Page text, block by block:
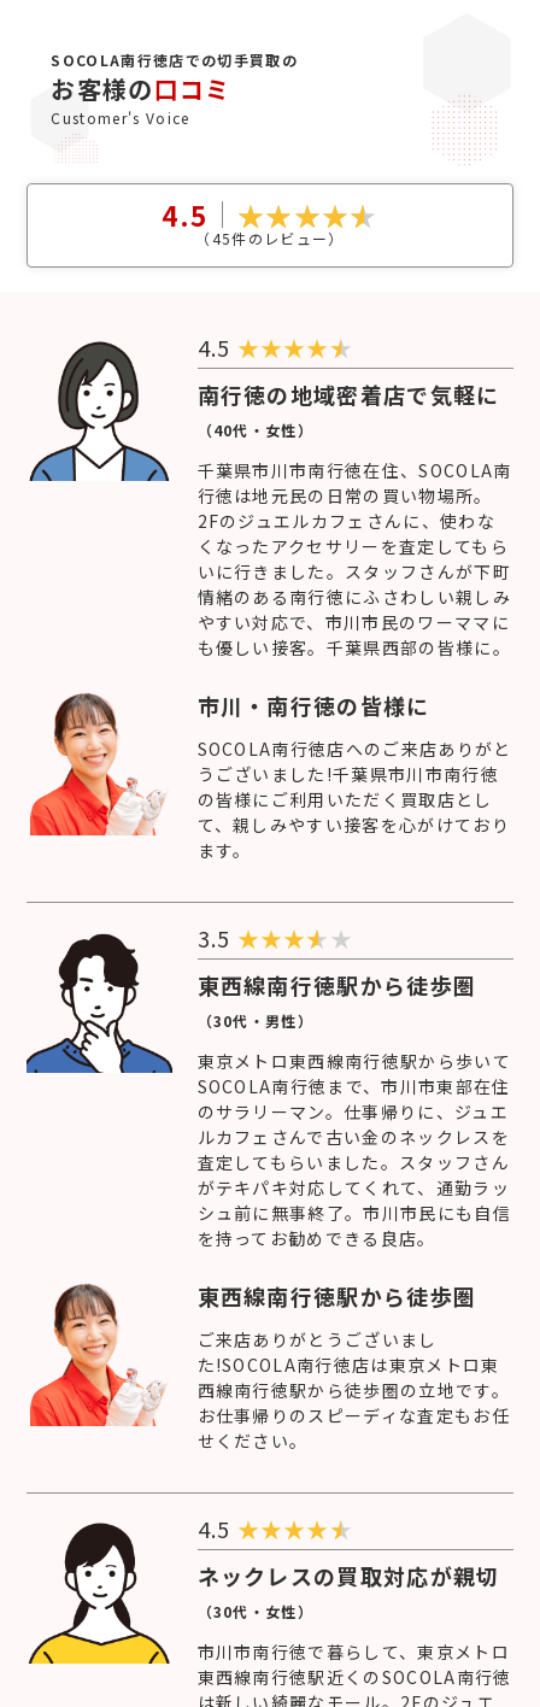
SOCOLA南行徳店での切手買取の
お客様の口コミ
Customer's Voice
4.5
（45件のレビュー）
4.5 ★★★★
南行徳の地域密着店で気軽に
（40代・女性）
千葉県市川市南行徳在住、SOCOLA南
行徳は地元民の日常の買い物場所。
2Fのジュエルカフェさんに、使わな
くなったアクセサリーを査定してもら
いに行きました。スタッフさんが下町
情緒のある南行徳にふさわしい親しみ
やすい対応で、市川市民のワーママに
も優しい接客。千葉県西部の皆様に。
市川・南行徳の皆様に
SOCOLA南行徳店へのご来店ありがと
うございました!千葉県市川市南行徳
の皆様にご利用いただく買取店とし
て、親しみやすい接客を心がけており
ます。
3.5 ★★★
★
東西線南行徳駅から徒歩圏
（30代・男性）
東京メトロ東西線南行徳駅から歩いて
SOCOLA南行徳まで、市川市東部在住
のサラリーマン。仕事帰りに、ジュエ
ルカフェさんで古い金のネックレスを
査定してもらいました。スタッフさん
がテキパキ対応してくれて、通勤ラッ
シュ前に無事終了。市川市民にも自信
を持ってお勧めできる良店。
東西線南行徳駅から徒歩圏
ご来店ありがとうございまし
た!SOCOLA南行徳店は東京メトロ東
西線南行徳駅から徒歩圏の立地です。
お仕事帰りのスピーディな査定もお任
せください。
4.5 ★★★★
ネックレスの買取対応が親切
（30代・女性）
市川市南行徳で暮らして、東京メトロ
東西線南行徳駅近くのSOCOLA南行徳
は新しい綺麗なモール。2Fのジュエ